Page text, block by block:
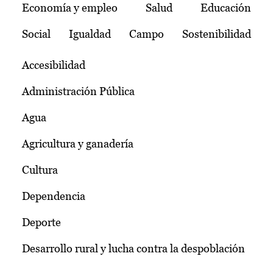
Temas
Economía y empleo Salud Educación
Social Igualdad Campo Sostenibilidad
Accesibilidad
Administración Pública
Agua
Agricultura y ganadería
Cultura
Dependencia
Deporte
Desarrollo rural y lucha contra la despoblación